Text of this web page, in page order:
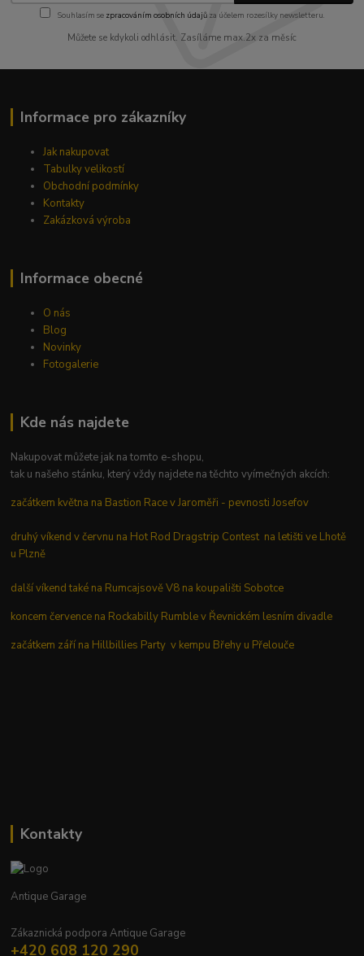
Souhlasím se zpracováním osobních údajůza účelem rozesílky newsletteru.
Můžete se kdykoli odhlásit. Zasíláme max.2x za měsíc
Informace pro zákazníky
Jak nakupovat
Tabulky velikostí
Obchodní podmínky
Kontakty
Zakázková výroba
Informace obecné
O nás
Blog
Novinky
Fotogalerie
Kde nás najdete
Nakupovat můžete jak na tomto e-shopu,
tak u našeho stánku, který vždy najdete na těchto vyímečných akcích:
začátkem května na Bastion Race v Jaroměři - pevnosti Josefov
druhý víkend v červnu na Hot Rod Dragstrip Contest na letišti ve Lhotě
u Plzně
další víkend také na Rumcajsově V8 na koupališti Sobotce
koncem července na Rockabilly Rumble v Řevnickém lesním divadle
začátkem září na Hillbillies Party v kempu Břehy u Přelouče
Kontakty
Antique Garage
Zákaznická podpora Antique Garage
+420 608 120 290